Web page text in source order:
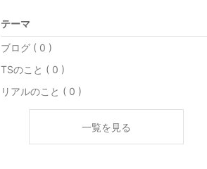
テーマ
ブログ ( 0 )
TSのこと ( 0 )
リアルのこと ( 0 )
一覧を見る